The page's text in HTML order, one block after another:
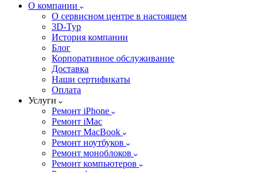
О компании
О сервисном центре в настоящем
3D-Тур
История компании
Блог
Корпоративное обслуживание
Доставка
Наши сертификаты
Оплата
Услуги
Ремонт iPhone
Ремонт iMac
Ремонт MacBook
Ремонт ноутбуков
Ремонт моноблоков
Ремонт компьютеров